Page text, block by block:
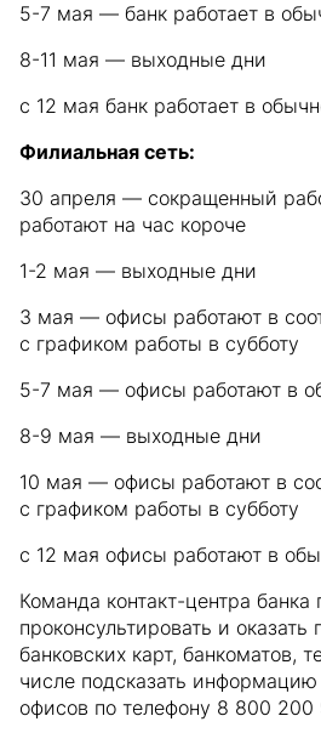
5-7 мая — банк работает в
8-11 мая — выходные дни
с 12 мая банк работает в
Филиальная сеть:
30 апреля — сокращенный
работают на час короче
1-2 мая — выходные дни
3 мая — офисы работают в
с графиком работы в субботу
5-7 мая — офисы работают в
8-9 мая — выходные дни
10 мая — офисы работают в
с графиком работы в субботу
с 12 мая офисы работают в
Команда контакт-центра банка
проконсультировать и
банковских карт, банкоматов,
числе подсказать
офисов по телефону 8 800 200